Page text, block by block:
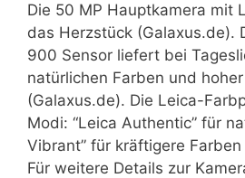
Die 50 MP Hauptkamera mit
das Herzstück (Galaxus.de).
900 Sensor liefert bei
natürlichen Farben und
(Galaxus.de). Die Leica-
Modi: “Leica Authentic” für
Vibrant” für kräftigere Farben
Für weitere Details zur